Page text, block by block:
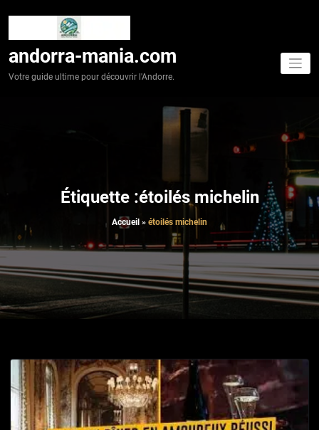
andorra-mania.com
Votre guide ultime pour découvrir l'Andorre.
Étiquette :étoilés michelin
Accueil » étoilés michelin